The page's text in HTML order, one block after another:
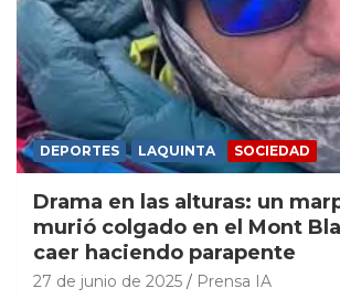
DEPORTES LAQUINTA SOCIEDAD
Drama en las alturas: un
murió colgado en el Mont
caer haciendo parapente
27 de junio de 2025 Prensa IA